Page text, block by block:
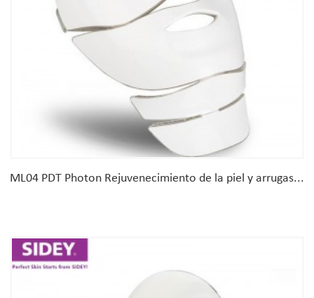
ML04 PDT Photon Rejuvenecimiento de la piel y arrugas...